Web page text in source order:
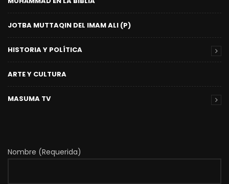
JOTBA MUTTAQIN DEL IMAM ALI (P)
HISTORIA Y POLÍTICA
ARTE Y CULTURA
MASUMA TV
Nombre (Requerida)